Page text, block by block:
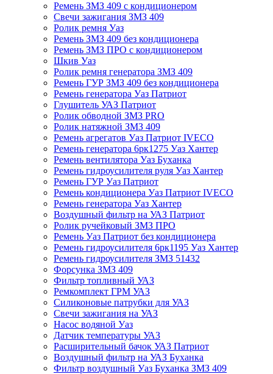
Ремень ЗМЗ 409 с кондиционером
Свечи зажигания ЗМЗ 409
Ролик ремня Уаз
Ремень ЗМЗ 409 без кондиционера
Ремень ЗМЗ ПРО с кондиционером
Шкив Уаз
Ролик ремня генератора ЗМЗ 409
Ремень ГУР ЗМЗ 409 без кондиционера
Ремень генератора Уаз Патриот
Глушитель УАЗ Патриот
Ролик обводной ЗМЗ PRO
Ролик натяжной ЗМЗ 409
Ремень агрегатов Уаз Патриот IVECO
Ремень генератора 6рк1275 Уаз Хантер
Ремень вентилятора Уаз Буханка
Ремень гидроусилителя руля Уаз Хантер
Ремень ГУР Уаз Патриот
Ремень кондиционера Уаз Патриот IVECO
Ремень генератора Уаз Хантер
Воздушный фильтр на УАЗ Патриот
Ролик ручейковый ЗМЗ ПРО
Ремень Уаз Патриот без кондиционера
Ремень гидроусилителя 6рк1195 Уаз Хантер
Ремень гидроусилителя ЗМЗ 51432
Форсунка ЗМЗ 409
Фильтр топливный УАЗ
Ремкомплект ГРМ УАЗ
Силиконовые патрубки для УАЗ
Свечи зажигания на УАЗ
Насос водяной Уаз
Датчик температуры УАЗ
Расширительный бачок УАЗ Патриот
Воздушный фильтр на УАЗ Буханка
Фильтр воздушный Уаз Буханка ЗМЗ 409